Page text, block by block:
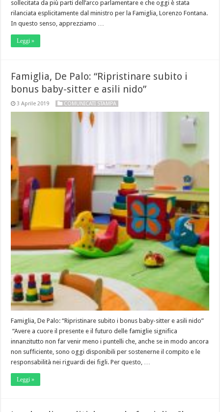
sollecitata da più parti dell’arco parlamentare e che oggi è stata
rilanciata esplicitamente dal ministro per la Famiglia, Lorenzo Fontana.
In questo senso, apprezziamo …
Leggi »
Famiglia, De Palo: “Ripristinare subito i
bonus baby-sitter e asili nido”
3 Aprile 2019 COMUNICATI STAMPA
Famiglia, De Palo: “Ripristinare subito i bonus baby-sitter e asili nido”
“Avere a cuore il presente e il futuro delle famiglie significa
innanzitutto non far venir meno i puntelli che, anche se in modo ancora
non sufficiente, sono oggi disponibili per sostenerne il compito e le
responsabilità nei riguardi dei figli. Per questo, …
Leggi »